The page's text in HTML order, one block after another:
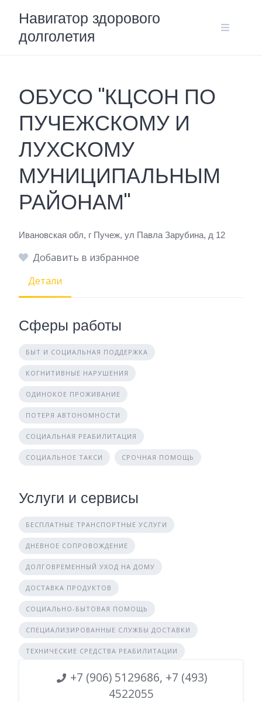
content
Навигатор здорового
долголетия
ОБУСО "КЦСОН ПО
ПУЧЕЖСКОМУ И
ЛУХСКОМУ
МУНИЦИПАЛЬНЫМ
РАЙОНАМ"
Ивановская обл, г Пучеж, ул Павла Зарубина, д 12
Добавить в избранное
Детали
Сферы работы
БЫТ И СОЦИАЛЬНАЯ ПОДДЕРЖКА
КОГНИТИВНЫЕ НАРУШЕНИЯ
ОДИНОКОЕ ПРОЖИВАНИЕ
ПОТЕРЯ АВТОНОМНОСТИ
СОЦИАЛЬНАЯ РЕАБИЛИТАЦИЯ
СОЦИАЛЬНОЕ ТАКСИ СРОЧНАЯ ПОМОЩЬ
Услуги и сервисы
БЕСПЛАТНЫЕ ТРАНСПОРТНЫЕ УСЛУГИ
ДНЕВНОЕ СОПРОВОЖДЕНИЕ
ДОЛГОВРЕМЕННЫЙ УХОД НА ДОМУ
ДОСТАВКА ПРОДУКТОВ
СОЦИАЛЬНО-БЫТОВАЯ ПОМОЩЬ
СПЕЦИАЛИЗИРОВАННЫЕ СЛУЖБЫ ДОСТАВКИ
ТЕХНИЧЕСКИЕ СРЕДСТВА РЕАБИЛИТАЦИИ
+7 (906) 5129686, +7 (493)
4522055